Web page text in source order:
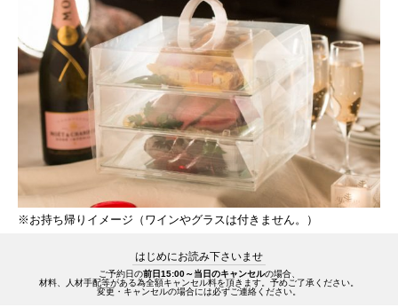
※お持ち帰りイメージ（ワインやグラスは付きません。）
はじめにお読み下さいませ
ご予約日の前日15:00～当日のキャンセルの場合、
材料、人材手配等がある為全額キャンセル料を頂きます。予めご了承ください。
変更・キャンセルの場合には必ずご連絡ください。